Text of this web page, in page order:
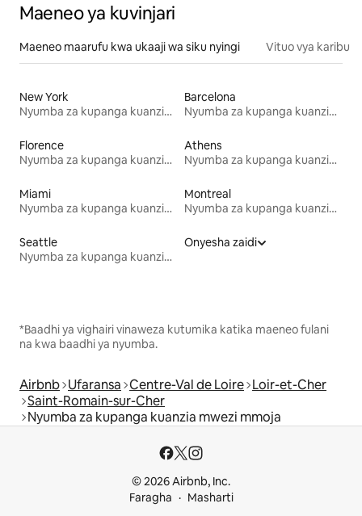
Maeneo ya kuvinjari
Maeneo maarufu kwa ukaaji wa siku nyingi Vituo vya karibu
New York
Nyumba za kupanga kuanzia mwezi mmoja
Barcelona
Nyumba za kupanga kuanzia mwezi mmoja
Florence
Nyumba za kupanga kuanzia mwezi mmoja
Athens
Nyumba za kupanga kuanzia mwezi mmoja
Miami
Nyumba za kupanga kuanzia mwezi mmoja
Montreal
Nyumba za kupanga kuanzia mwezi mmoja
Seattle
Nyumba za kupanga kuanzia mwezi mmoja
Onyesha zaidi
*Baadhi ya vighairi vinaweza kutumika katika maeneo fulani
na kwa baadhi ya nyumba.
Airbnb Ufaransa Centre-Val de Loire Loir-et-Cher
Saint-Romain-sur-Cher
Nyumba za kupanga kuanzia mwezi mmoja
© 2026 Airbnb, Inc.
Faragha
Masharti